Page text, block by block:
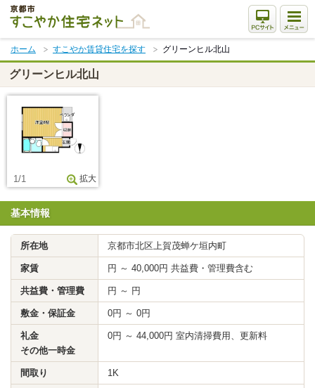
本
文
ま
で
ス
キ
ホーム すこやか賃貸住宅を探す グリーンヒル北山
グリーンヒル北山
1/1 拡大
基本情報
所在地 京都市北区上賀茂蝉ケ垣内町
家賃 円 ～ 40,000円 共益費・管理費含む
共益費・管理費 円 ～ 円
敷金・保証金 0円 ～ 0円
礼金
その他一時金
0円 ～ 44,000円 室内清掃費用、更新料
間取り 1K